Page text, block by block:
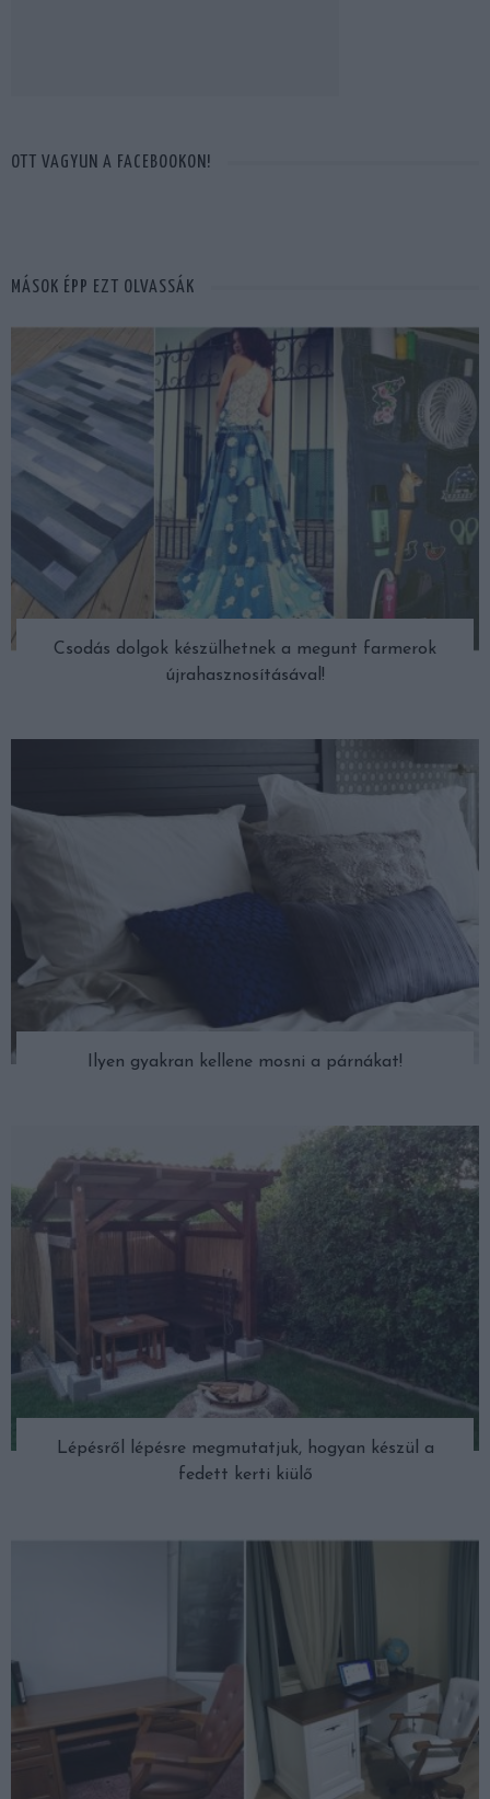
OTT VAGYUN A FACEBOOKON!
MÁSOK ÉPP EZT OLVASSÁK
Csodás dolgok készülhetnek a megunt farmerok
újrahasznosításával!
Ilyen gyakran kellene mosni a párnákat!
Lépésről lépésre megmutatjuk, hogyan készül a
fedett kerti kiülő